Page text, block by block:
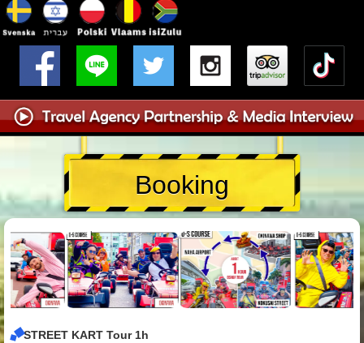
Booking
STREET KART Tour 1h